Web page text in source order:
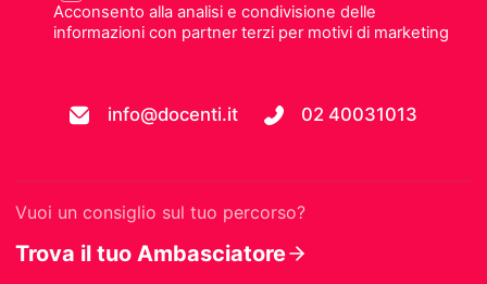
Acconsento alla analisi e condivisione delle
informazioni con partner terzi per motivi di marketing
info@docenti.it 02 40031013
Vuoi un consiglio sul tuo percorso?
Trova il tuo Ambasciatore